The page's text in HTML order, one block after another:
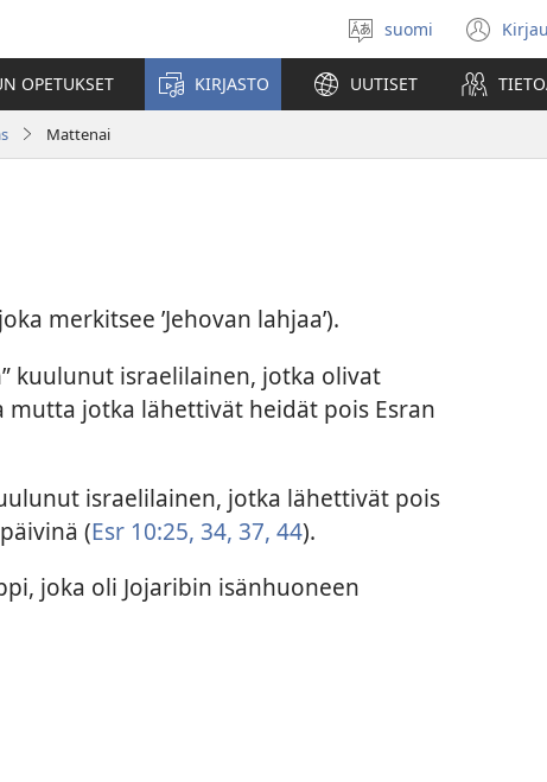
Valitse
kieli
suomi
OPETUKSET KIRJASTO UUTISET
Mattenai
merkitsee ’Jehovan lahjaa’).
kuulunut israelilainen, jotka olivat
jotka lähettivät heidät pois Esran
israelilainen, jotka lähettivät pois
(Esr 10:25, 34, 37, 44).
joka oli Jojaribin isänhuoneen